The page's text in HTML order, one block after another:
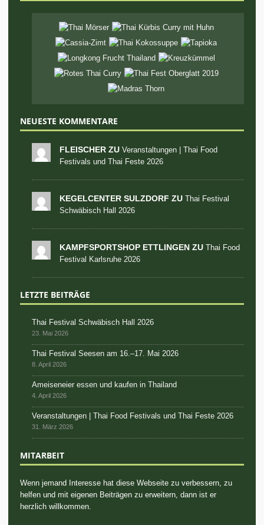
NEUESTE KOMMENTARE
FLEISCHER ZU Veranstaltungen | Thai Food
Festivals und Thai Feste 2026
KEGELCENTER SULZDORF ZU Thai Festival
Schwäbisch Hall 2026
KAMPFSPORTSHOP ETTLINGEN ZU Thai Food
Festival Karlsruhe 2026
LETZTE BEITRÄGE
Thai Festival Schwäbisch Hall 2026
23. Mai 2026
Thai Festival Seesen am 16.–17. Mai 2026
8. April 2026
Ameiseneier essen und kaufen in Thailand
4. April 2026
Veranstaltungen | Thai Food Festivals und Thai Feste 2026
31. März 2026
MITARBEIT
Wenn jemand Interesse hat diese Webseite zu verbessern, zu
helfen und mit eigenen Beiträgen zu erweitern, dann ist er
herzlich willkommen.